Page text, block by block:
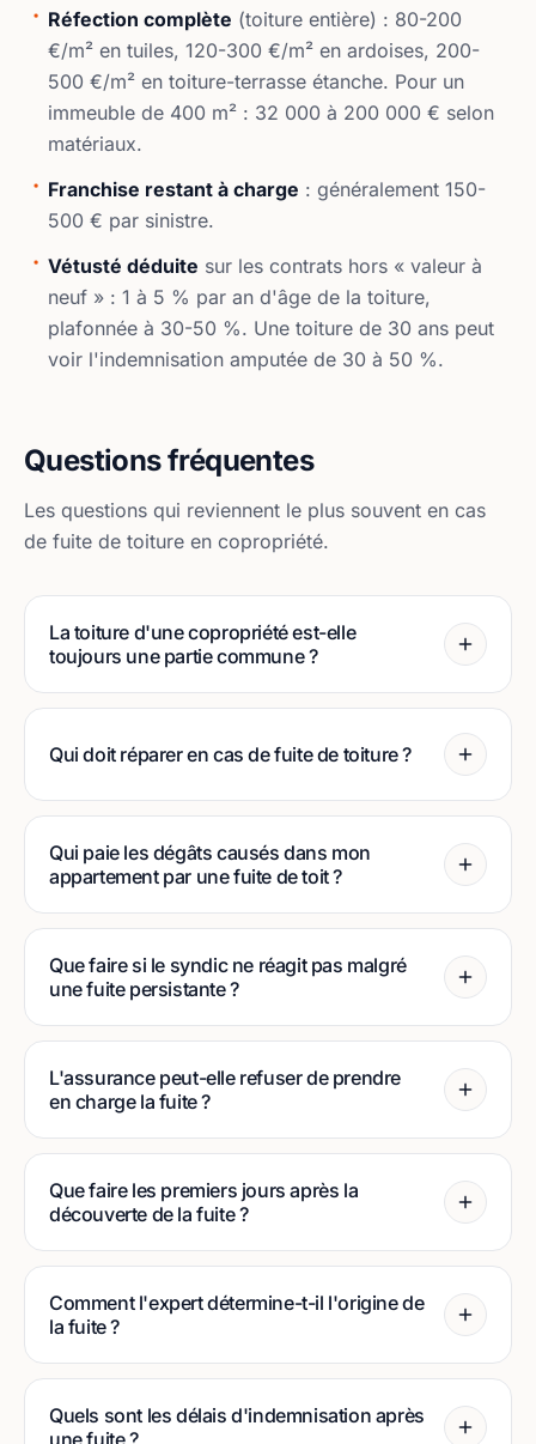
Réfection complète (toiture entière) : 80-200
€/m² en tuiles, 120-300 €/m² en ardoises, 200-
500 €/m² en toiture-terrasse étanche. Pour un
immeuble de 400 m² : 32 000 à 200 000 € selon
matériaux.
Franchise restant à charge : généralement 150-
500 € par sinistre.
Vétusté déduite sur les contrats hors « valeur à
neuf » : 1 à 5 % par an d'âge de la toiture,
plafonnée à 30-50 %. Une toiture de 30 ans peut
voir l'indemnisation amputée de 30 à 50 %.
Questions fréquentes
Les questions qui reviennent le plus souvent en cas
de fuite de toiture en copropriété.
La toiture d'une copropriété est-elle
toujours une partie commune ?
Qui doit réparer en cas de fuite de toiture ?
Qui paie les dégâts causés dans mon
appartement par une fuite de toit ?
Que faire si le syndic ne réagit pas malgré
une fuite persistante ?
L'assurance peut-elle refuser de prendre
en charge la fuite ?
Que faire les premiers jours après la
découverte de la fuite ?
Comment l'expert détermine-t-il l'origine de
la fuite ?
Quels sont les délais d'indemnisation après
une fuite ?